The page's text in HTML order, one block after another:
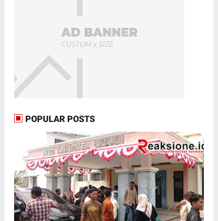
POPULAR POSTS